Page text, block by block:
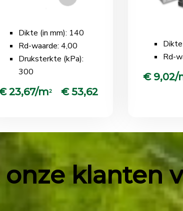
Dikte (in mm): 140
Rd-waarde: 4,00
Druksterkte (kPa):
300
23,67/m2 € 53,62
Rd-
€ 9,02/
klanten